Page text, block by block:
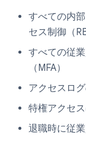
すべての内
セス制御（
すべての従
（MFA）
アクセスロ
特権アクセ
退職時に従